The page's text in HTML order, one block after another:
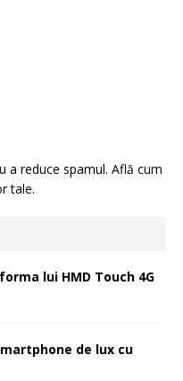
a reduce spamul. Află cum
tale.
lui HMD Touch 4G
de lux cu